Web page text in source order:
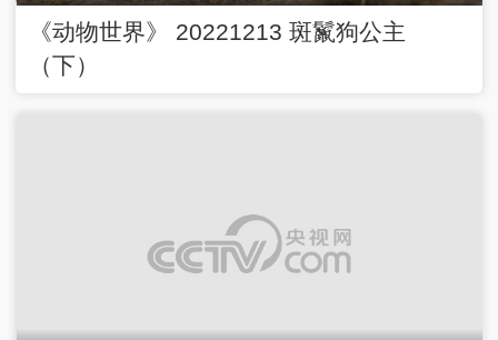
《动物世界》 20221213 斑鬣狗公主
（下）